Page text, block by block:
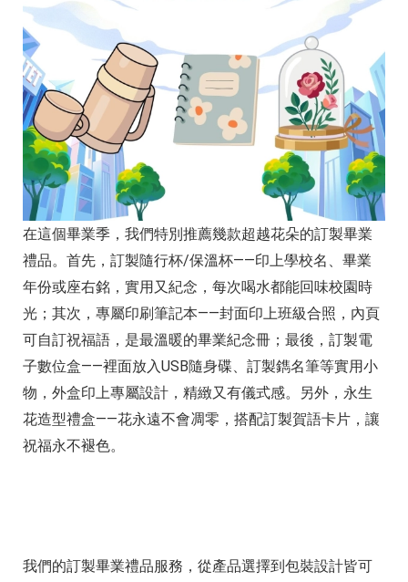
在這個畢業季，我們特別推薦幾款超越花朵的訂製畢業
禮品。首先，訂製隨行杯/保溫杯——印上學校名、畢業
年份或座右銘，實用又紀念，每次喝水都能回味校園時
光；其次，專屬印刷筆記本——封面印上班級合照，內頁
可自訂祝福語，是最溫暖的畢業紀念冊；最後，訂製電
子數位盒——裡面放入USB隨身碟、訂製鐫名筆等實用小
物，外盒印上專屬設計，精緻又有儀式感。另外，永生
花造型禮盒——花永遠不會凋零，搭配訂製賀語卡片，讓
祝福永不褪色。
我們的訂製畢業禮品服務，從產品選擇到包裝設計皆可